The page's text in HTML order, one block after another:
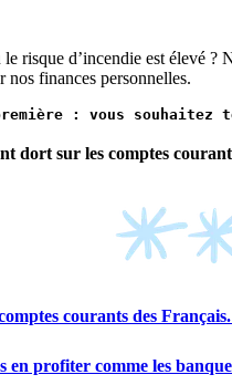
risque d’incendie est élevé
nos finances personnelles.
: vous
dort sur les comptes
courants des
en profiter comme les